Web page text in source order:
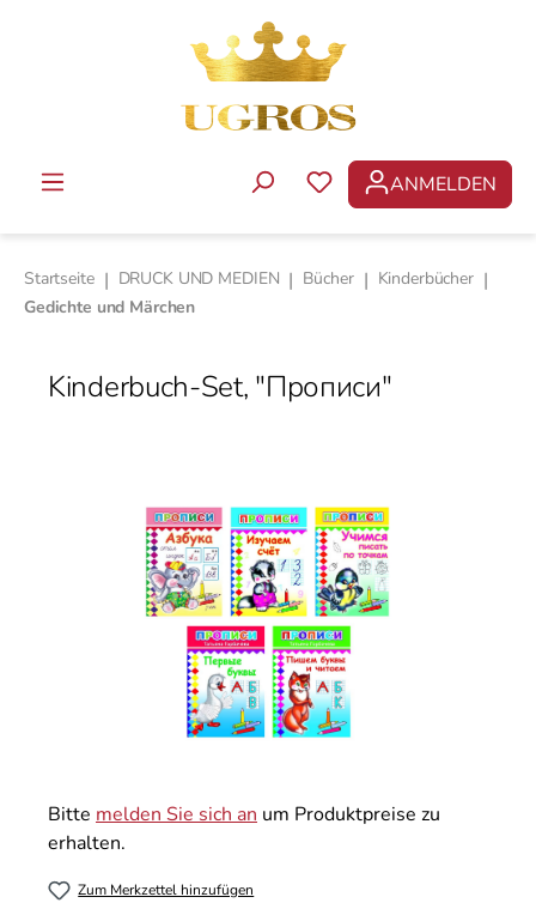
DU HAST 0
ANMELDEN
Startseite | DRUCK UND MEDIEN | Bücher | Kinderbücher |
Gedichte und Märchen
Kinderbuch-Set, "Прописи"
Bitte melden Sie sich an um Produktpreise zu
erhalten.
Zum Merkzettel hinzufügen